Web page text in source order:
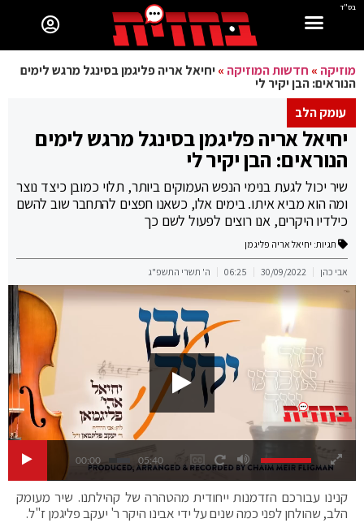
בס"ד
מוזיקה » חדשות המוזיקה »יחיאל אריה פליגמן בסינגל מרגש לימים
הנוראים: הבן יקיר לי
עומק הלב
יחיאל אריה פליגמן בסינגל מרגש לימים
הנוראים: הבן יקיר לי
שיר יכול לגעת בנימי הנפש העמוקים ביותר, תלוי כמובן כיצד נוצר
ומה הוא מביא איתו. בימים אלו, כשאנו חפצים להתחבר שוב להשם
כילדיו היקרים, אנו רוצים לפעול לשם כך
תגיות: יחיאל אריה פליגמן
אבי כהן 30/09/2022
06:25 ה' תשרי התשפ"ג
00:00 05:40
קנינו עבורכם הזדמנות ייחודית מהטהרה של קהילתנו. שיר מעומק
הלב, שהולחן לפני כמה שנים על ידי אבינו היקר ר' יעקב פליגמן ז"ל.